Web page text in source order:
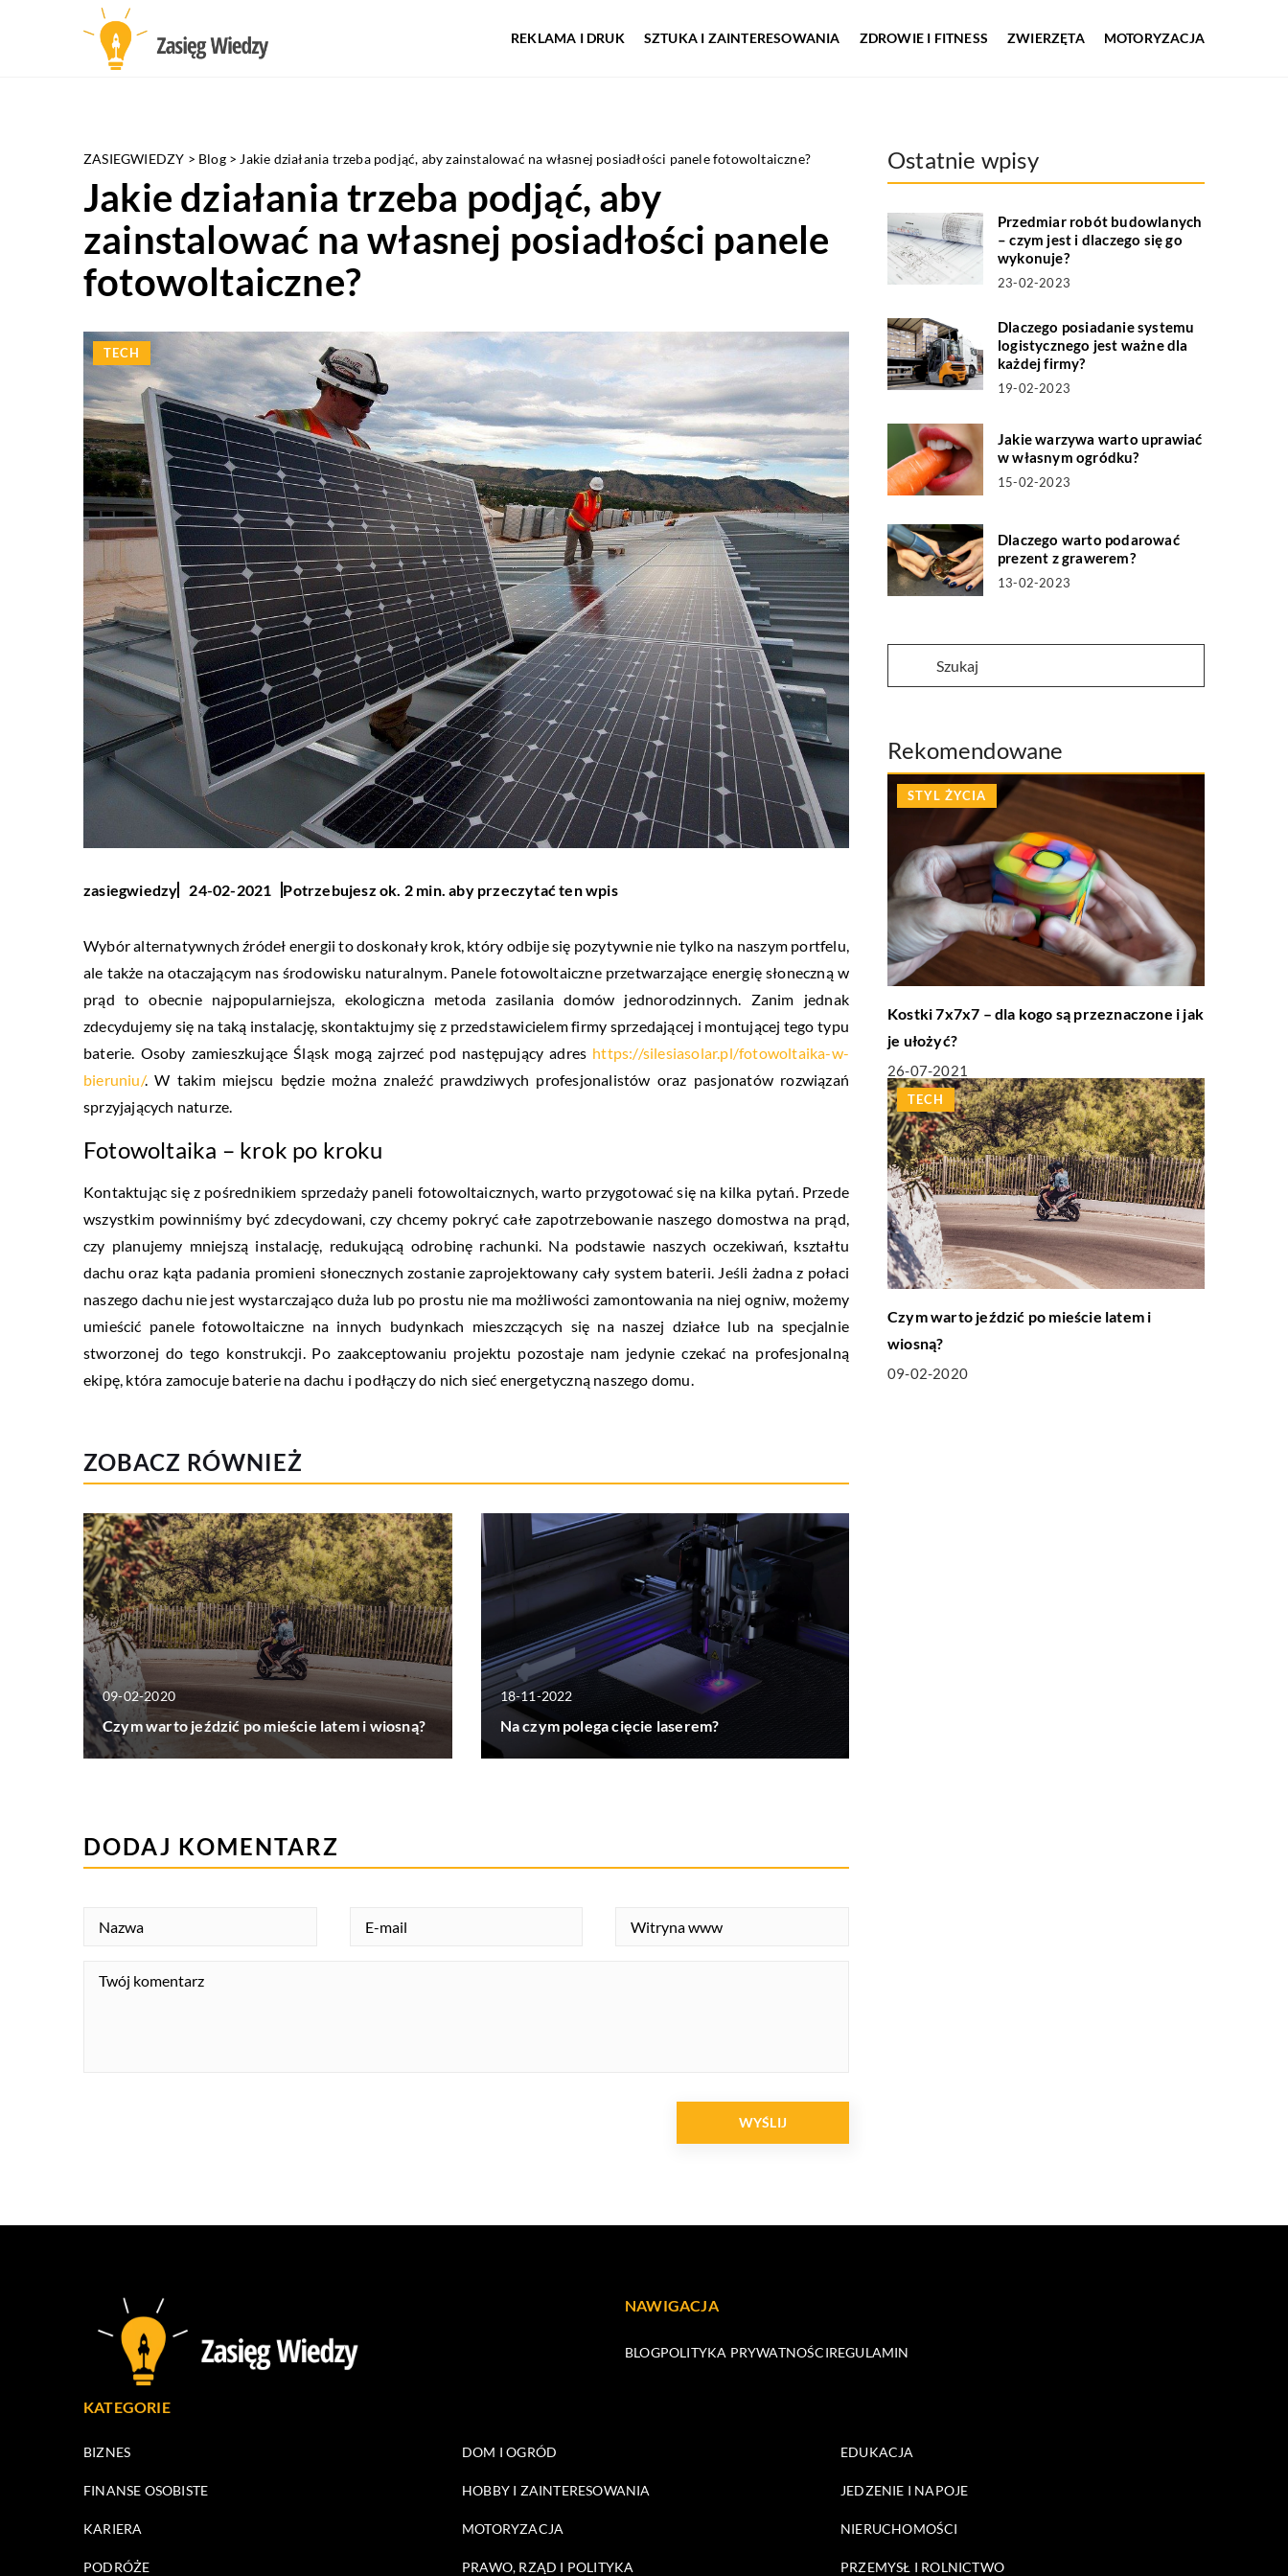
REKLAMA I DRUK SZTUKA I ZAINTERESOWANIA ZDROWIE I FITNESS ZWIERZĘTA MOTORYZACJA
ZASIEGWIEDZY > Blog> Jakie działania trzeba podjąć, aby zainstalować na własnej posiadłości panele fotowoltaiczne?
Jakie działania trzeba podjąć, aby
zainstalować na własnej posiadłości panele
fotowoltaiczne?
TECH
zasiegwiedzy 24-02-2021 Potrzebujesz ok. 2 min. aby przeczytać ten wpis
Wybór alternatywnych źródeł energii to doskonały krok, który odbije się pozytywnie nie tylko na naszym portfelu,
ale także na otaczającym nas środowisku naturalnym. Panele fotowoltaiczne przetwarzające energię słoneczną w
prąd to obecnie najpopularniejsza, ekologiczna metoda zasilania domów jednorodzinnych. Zanim jednak
zdecydujemy się na taką instalację, skontaktujmy się z przedstawicielem firmy sprzedającej i montującej tego typu
baterie. Osoby zamieszkujące Śląsk mogą zajrzeć pod następujący adres https://silesiasolar.pl/fotowoltaika-w-
bieruniu/. W takim miejscu będzie można znaleźć prawdziwych profesjonalistów oraz pasjonatów rozwiązań
sprzyjających naturze.
Fotowoltaika – krok po kroku
Kontaktując się z pośrednikiem sprzedaży paneli fotowoltaicznych, warto przygotować się na kilka pytań. Przede
wszystkim powinniśmy być zdecydowani, czy chcemy pokryć całe zapotrzebowanie naszego domostwa na prąd,
czy planujemy mniejszą instalację, redukującą odrobinę rachunki. Na podstawie naszych oczekiwań, kształtu
dachu oraz kąta padania promieni słonecznych zostanie zaprojektowany cały system baterii. Jeśli żadna z połaci
naszego dachu nie jest wystarczająco duża lub po prostu nie ma możliwości zamontowania na niej ogniw, możemy
umieścić panele fotowoltaiczne na innych budynkach mieszczących się na naszej działce lub na specjalnie
stworzonej do tego konstrukcji. Po zaakceptowaniu projektu pozostaje nam jedynie czekać na profesjonalną
ekipę, która zamocuje baterie na dachu i podłączy do nich sieć energetyczną naszego domu.
ZOBACZ RÓWNIEŻ
09-02-2020
Czym warto jeździć po mieście latem i wiosną?
18-11-2022
Na czym polega cięcie laserem?
Ostatnie wpisy
Przedmiar robót budowlanych
– czym jest i dlaczego się go
wykonuje?
23-02-2023
Dlaczego posiadanie systemu
logistycznego jest ważne dla
każdej firmy?
19-02-2023
Jakie warzywa warto uprawiać
w własnym ogródku?
15-02-2023
Dlaczego warto podarować
prezent z grawerem?
13-02-2023
Rekomendowane
STYL ŻYCIA
Kostki 7x7x7 – dla kogo są przeznaczone i jak
je ułożyć?
26-07-2021
TECH
Czym warto jeździć po mieście latem i
wiosną?
09-02-2020
DODAJ KOMENTARZ
NAWIGACJA
BLOGPOLITYKA PRYWATNOŚCIREGULAMIN
KATEGORIE
BIZNES DOM I OGRÓD EDUKACJA
FINANSE OSOBISTE HOBBY I ZAINTERESOWANIA JEDZENIE I NAPOJE
KARIERA MOTORYZACJA NIERUCHOMOŚCI
PODRÓŻE PRAWO, RZĄD I POLITYKA PRZEMYSŁ I ROLNICTWO